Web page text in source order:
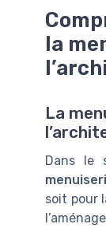
la
La
Dans le
soit pour